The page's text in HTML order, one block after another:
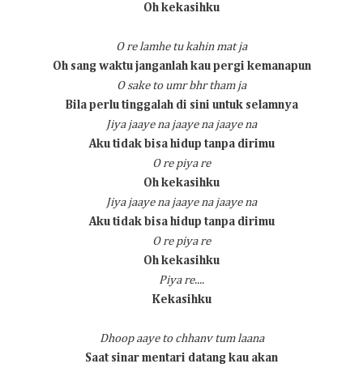
Oh kekasihku
O re lamhe tu kahin mat ja
Oh sang waktu janganlah kau pergi kemanapun
O sake to umr bhr tham ja
Bila perlu tinggalah di sini untuk selamnya
Jiya jaaye na jaaye na jaaye na
Aku tidak bisa hidup tanpa dirimu
O re piya re
Oh kekasihku
Jiya jaaye na jaaye na jaaye na
Aku tidak bisa hidup tanpa dirimu
O re piya re
Oh kekasihku
Piya re....
Kekasihku
Dhoop aaye to chhanv tum laana
Saat sinar mentari datang kau akan